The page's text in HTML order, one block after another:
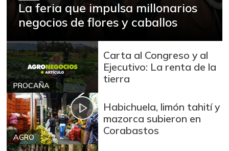
La feria que impulsa millonarios
negocios de flores y caballos
PROCAÑA
Carta al Congreso y al
Ejecutivo: La renta de la
tierra
AGRO
Habichuela, limón tahití y
mazorca subieron en
Corabastos